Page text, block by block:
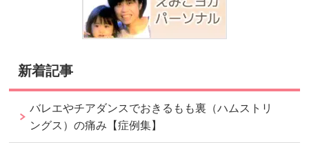
新着記事
バレエやチアダンスでおきるもも裏（ハムストリ
ングス）の痛み【症例集】